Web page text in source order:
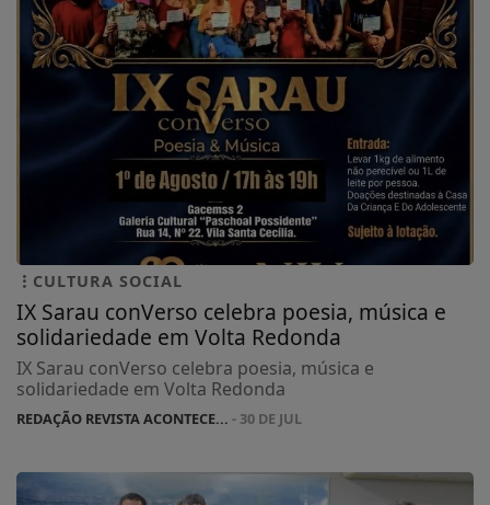
CULTURA SOCIAL
IX Sarau conVerso celebra poesia, música e
solidariedade em Volta Redonda
IX Sarau conVerso celebra poesia, música e
solidariedade em Volta Redonda
REDAÇÃO REVISTA ACONTECE... - 30 DE JUL